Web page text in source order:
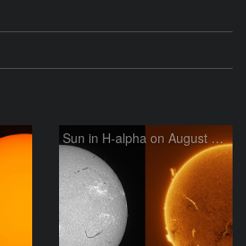
Sun in H-alpha on August 6, 2026